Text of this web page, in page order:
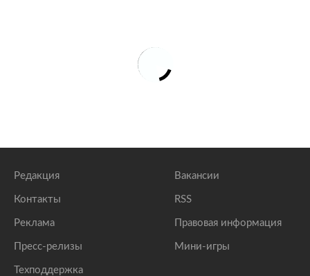
Редакция
Контакты
Реклама
Пресс-релизы
Техподдержка
Вакансии
RSS
Правовая информация
Мини-игры